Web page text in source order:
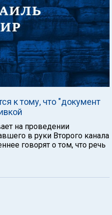
к тому, что "документ
на проведении
в руки Второго канала
говорят о том, что речь